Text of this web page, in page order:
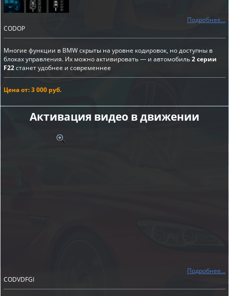
Подробнее...
CODOP
Многие функции в BMW скрыты на уровне кодировок, но доступны в
блоках управления. Их можно активировать — и автомобиль2 серии
F22станет удобнее и современнее
Цена от: 3 000 руб.
Активация видео в движении
Подробнее...
CODVDFGI